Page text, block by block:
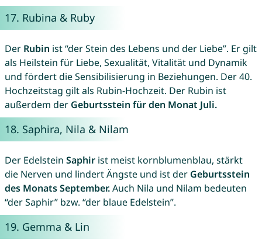
17. Rubina & Ruby
Der Rubin ist “der Stein des Lebens und der Liebe”. Er gilt
als Heilstein für Liebe, Sexualität, Vitalität und Dynamik
und fördert die Sensibilisierung in Beziehungen. Der 40.
Hochzeitstag gilt als Rubin-Hochzeit. Der Rubin ist
außerdem der Geburtsstein für den Monat Juli.
18. Saphira, Nila & Nilam
Der Edelstein Saphirist meist kornblumenblau, stärkt
die Nerven und lindert Ängste und ist der Geburtsstein
des Monats September.Auch Nila und Nilam bedeuten
“der Saphir” bzw. “der blaue Edelstein”.
19. Gemma & Lin